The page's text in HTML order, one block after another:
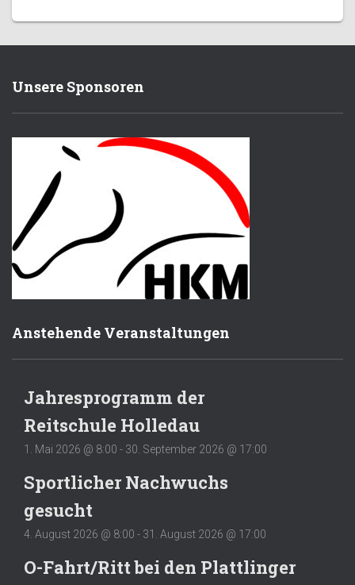
Unsere Sponsoren
Anstehende Veranstaltungen
Jahresprogramm der
Reitschule Holledau
1. Mai 2026 @ 8:00 - 30. September 2026 @ 17:00
Sportlicher Nachwuchs
gesucht
4. August 2026 @ 8:00 - 31. August 2026 @ 17:00
O-Fahrt/Ritt bei den Plattlinger